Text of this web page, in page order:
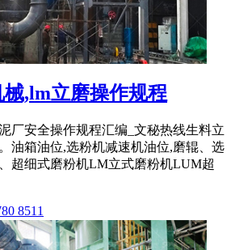
,lm立磨操作规程
厂安全操作规程汇编_文秘热线生料立
油箱油位,选粉机减速机油位,磨辊、选
超细式磨粉机LM立式磨粉机LUM超
8511